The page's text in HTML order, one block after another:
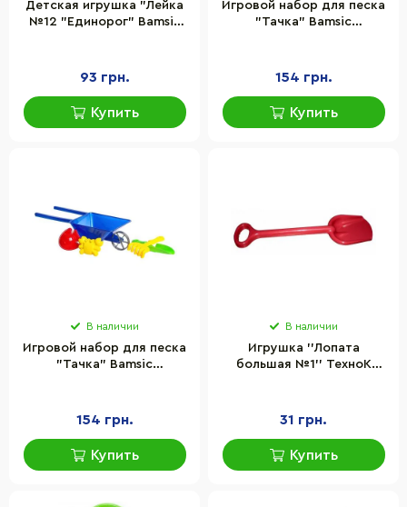
Детская игрушка "Лейка
№12 "Единорог" Bamsic
93 грн.
Купить
Игровой набор для песка
"Тачка" Bamsic
154 грн.
Купить
В наличии
Игровой набор для песка
"Тачка" Bamsic
154 грн.
Купить
В наличии
Игрушка ''Лопата
большая №1'' ТехноК
31 грн.
Купить